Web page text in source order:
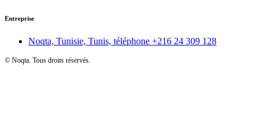
Entreprise
Noqta, Tunisie, Tunis, téléphone +216 24 309 128
© Noqta. Tous droits réservés.